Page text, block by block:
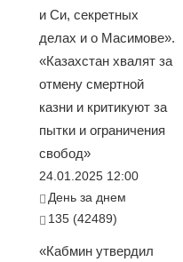
и Си, секретных
делах и о Масимове».
«Казахстан хвалят за
отмену смертной
казни и критикуют за
пытки и ограничения
свобод»
24.01.2025 12:00
День за днем
135 (42489)
«Кабмин утвердил